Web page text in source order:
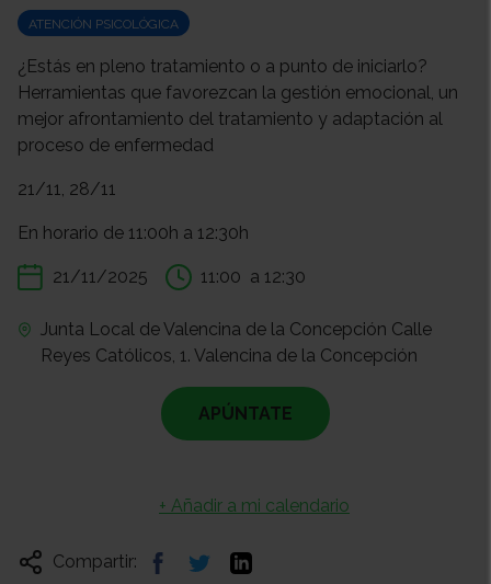
ATENCIÓN PSICOLÓGICA
¿Estás en pleno tratamiento o a punto de iniciarlo?
Herramientas que favorezcan la gestión emocional, un
mejor afrontamiento del tratamiento y adaptación al
proceso de enfermedad
21/11, 28/11
En horario de 11:00h a 12:30h
21/11/2025 11:00 a 12:30
Junta Local de Valencina de la Concepción Calle
Reyes Católicos, 1. Valencina de la Concepción
APÚNTATE
+ Añadir a mi calendario
Compartir: